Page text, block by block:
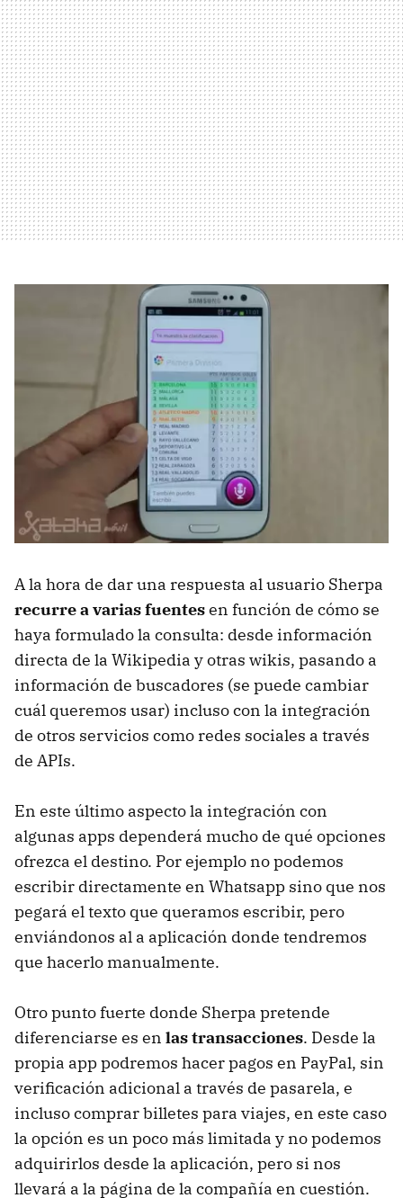
A la hora de dar una respuesta al usuario Sherpa
recurre a varias fuentesen función de cómo se
haya formulado la consulta: desde información
directa de la Wikipedia y otras wikis, pasando a
información de buscadores (se puede cambiar
cuál queremos usar) incluso con la integración
de otros servicios como redes sociales a través
de APIs.
En este último aspecto la integración con
algunas apps dependerá mucho de qué opciones
ofrezca el destino. Por ejemplo no podemos
escribir directamente en Whatsapp sino que nos
pegará el texto que queramos escribir, pero
enviándonos al a aplicación donde tendremos
que hacerlo manualmente.
Otro punto fuerte donde Sherpa pretende
diferenciarse es en las transacciones. Desde la
propia app podremos hacer pagos en PayPal, sin
verificación adicional a través de pasarela, e
incluso comprar billetes para viajes, en este caso
la opción es un poco más limitada y no podemos
adquirirlos desde la aplicación, pero si nos
llevará a la página de la compañía en cuestión.